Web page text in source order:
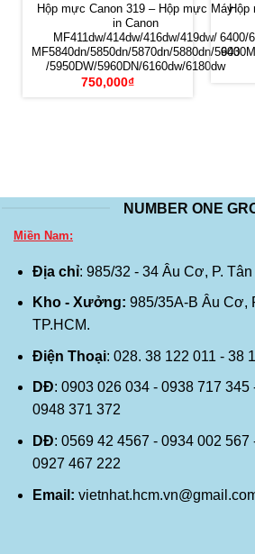
Hộp mực Canon 319 – Hộp mực Máy
in Canon
MF411dw/414dw/416dw/419dw/
MF5840dn/5850dn/5870dn/5880dn/5900
/5950DW/5960DN/6160dw/6180dw
750,000₫
Hộp
6400/
NUMBER ONE
Miền Nam:
Địa chỉ: 985/32 - 34 Âu Cơ, P.
Kho - Xưởng: 985/35A-B Âu Cơ,
TP.HCM.
Điện Thoại: 028. 38 122 011 - 38
DĐ: 0903 026 034 - 0938 717 345
0948 371 372
DĐ: 0569 42 4567 - 0934 002 567
0927 467 222
Email: